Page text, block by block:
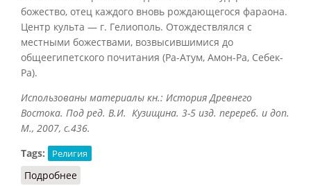
божество, отец каждого вновь рождающегося фараона.
Центр культа — г. Гелиополь. Отождествлялся с
местными божествами, возвысившимися до
общеегипетского почитания (Ра-Атум, Амон-Ра, Себек-
Ра).
Использованы материалы кн.: История Древнего
Востока. Под ред. В.И. Кузищина. 3-5 изд. перереб. и доп.
М., 2007, с.436.
Tags:
Религия
Подробнее